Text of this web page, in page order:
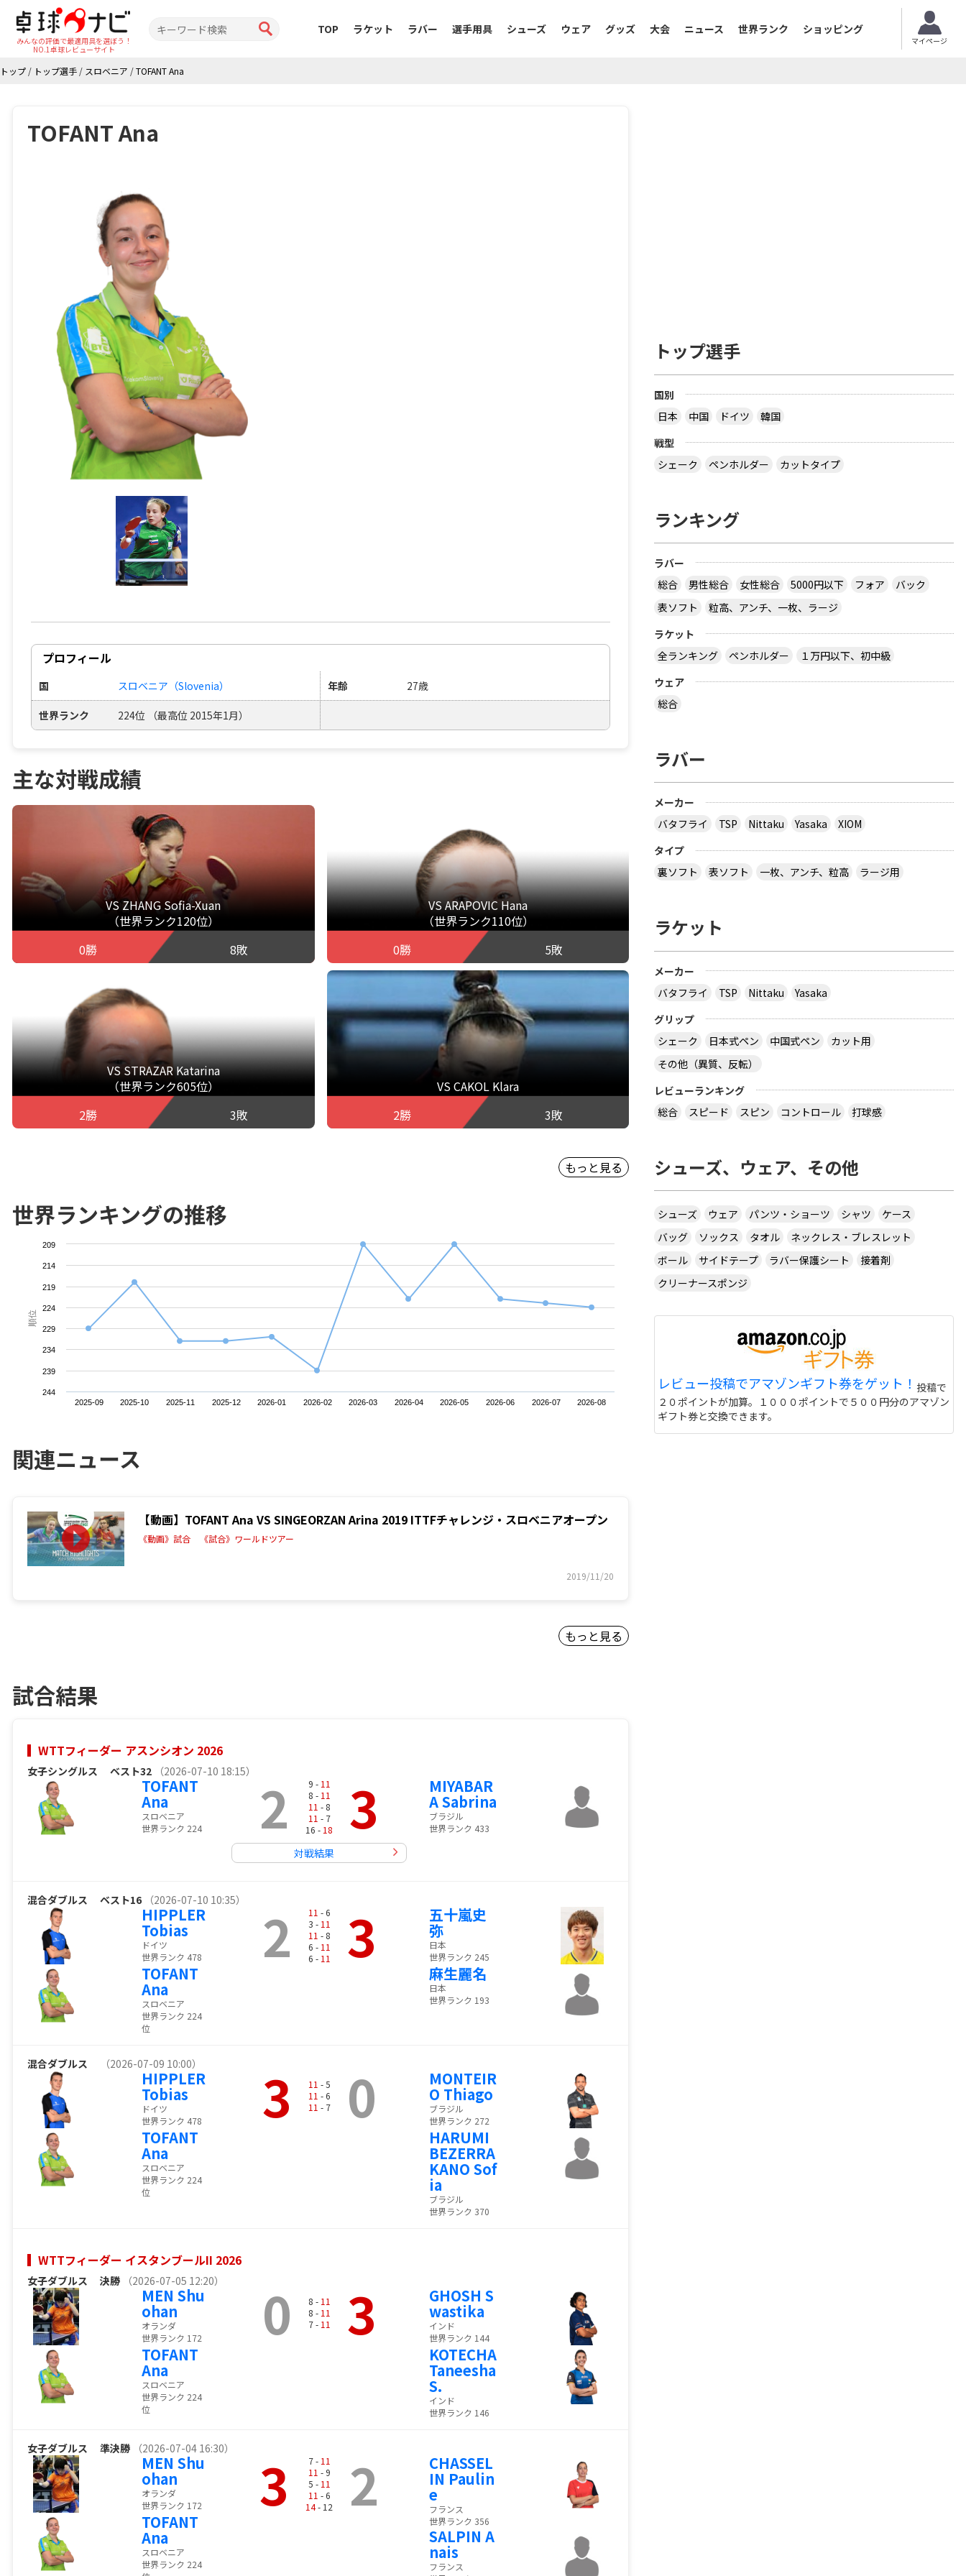
みんなの評価で最適用具を選ぼう！
NO.1卓球レビューサイト
TOP ラケット ラバー 選手用具 シューズ ウェア グッズ 大会 ニュース 世界ランク ショッピング
マイページ
トップ / トップ選手 / スロベニア /TOFANT Ana
TOFANT Ana
プロフィール
国 スロベニア（Slovenia） 年齢 27歳
世界ランク 224位 （最高位 2015年1月）
主な対戦成績
VS ZHANG Sofia-Xuan
（世界ランク120位）
0勝
8敗
VS ARAPOVIC Hana
（世界ランク110位）
0勝
5敗
VS STRAZAR Katarina
（世界ランク605位）
2勝
3敗
VS CAKOL Klara
2勝
3敗
もっと見る
世界ランキングの推移
順位
2025-09 2025-10 2025-11 2025-12 2026-01 2026-02 2026-03 2026-04 2026-05 2026-06 2026-07 2026-08
209
214
219
224
229
234
239
244
関連ニュース
【動画】TOFANT Ana VS SINGEORZAN Arina 2019 ITTFチャレンジ・スロベニアオープン
《動画》試合 《試合》ワールドツアー
2019/11/20
もっと見る
試合結果
WTTフィーダー アスンシオン 2026
女子シングルス ベスト32 （2026-07-10 18:15）
TOFANT
Ana
スロベニア
世界ランク 224
2 9 - 11
8 - 11
11 - 8
11 - 7
16 - 18 3
対戦結果
MIYABAR
A Sabrina
ブラジル
世界ランク 433
混合ダブルス ベスト16 （2026-07-10 10:35）
HIPPLER
Tobias
ドイツ
世界ランク 478
TOFANT
Ana
スロベニア
世界ランク 224
位
2 11 - 6
3 - 11
11 - 8
6 - 11
6 - 11 3 五十嵐史
弥
日本
世界ランク 245
麻生麗名
日本
世界ランク 193
混合ダブルス （2026-07-09 10:00）
HIPPLER
Tobias
ドイツ
世界ランク 478
TOFANT
Ana
スロベニア
世界ランク 224
位
3 11 - 5
11 - 6
11 - 7 0 MONTEIR
O Thiago
ブラジル
世界ランク 272
HARUMI
BEZERRA
KANO Sof
ia
ブラジル
世界ランク 370
WTTフィーダー イスタンブールII 2026
女子ダブルス 決勝 （2026-07-05 12:20）
MEN Shu
ohan
オランダ
世界ランク 172
TOFANT
Ana
スロベニア
世界ランク 224
位
0 8 - 11
8 - 11
7 - 11 3 GHOSH S
wastika
インド
世界ランク 144
KOTECHA
Taneesha
S.
インド
世界ランク 146
女子ダブルス 準決勝 （2026-07-04 16:30）
MEN Shu
ohan
オランダ
世界ランク 172
TOFANT
Ana
スロベニア
世界ランク 224
3 7 - 11
11 - 9
5 - 11
11 - 6
14- 12 2 CHASSEL
IN Paulin
e
フランス
世界ランク 356
SALPIN A
nais
フランス
トップ選手
国別
日本
中国 ドイツ
韓国
戦型
シェーク
ペンホルダー カットタイプ
ランキング
ラバー
総合
男性総合 女性総合 5000円以下 フォア
バック
表ソフト
粒高、アンチ、一枚、ラージ
ラケット
全ランキング
ペンホルダー
１万円以下、初中級
ウェア
総合
ラバー
メーカー
バタフライ
TSP Nittaku Yasaka
XIOM
タイプ
裏ソフト
表ソフト 一枚、アンチ、粒高 ラージ用
ラケット
メーカー
バタフライ
TSP Nittaku
Yasaka
グリップ
シェーク
日本式ペン 中国式ペン
カット用
その他（異質、反転）
レビューランキング
総合
スピード スピン コントロール 打球感
シューズ、ウェア、その他
シューズ ウェア パンツ・ショーツ シャツ
ケース
バッグ
ソックス タオル
ネックレス・ブレスレット
ボール
サイドテープ ラバー保護シート
接着剤
クリーナースポンジ
レビュー投稿でアマゾンギフト券をゲット！ 投稿で
２０ポイントが加算。１０００ポイントで５００円分のアマゾン
ギフト券と交換できます。